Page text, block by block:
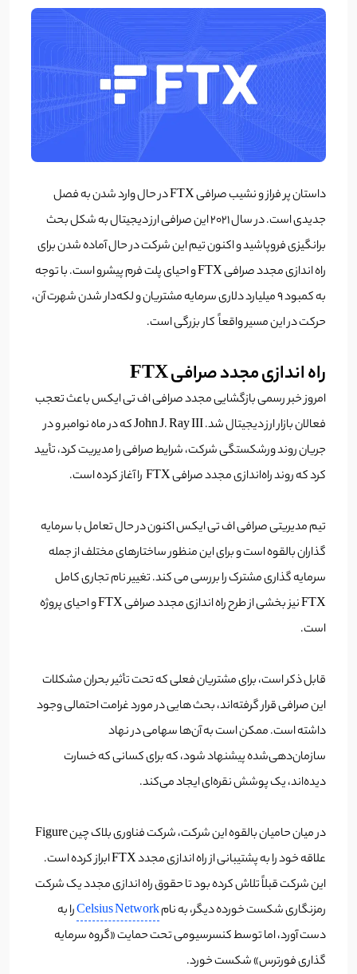
داستان پر فراز و نشیب صرافی FTX در حال وارد شدن به فصل
جدیدی است. در سال 2021 این صرافی ارز دیجیتال به شکل بحث
برانگیزی فروپاشید و اکنون تیم این شرکت در حال آماده شدن برای
راه اندازی مجدد صرافی FTX و احیای پلت فرم پیشرو است. با توجه
به کمبود 9 میلیارد دلاری سرمایه مشتریان و لکه‌دار شدن شهرت آن،
حرکت در این مسیر واقعاً کار بزرگی است.
راه اندازی مجدد صرافی FTX
امروز خبر رسمی بازگشایی مجدد صرافی اف تی ایکس باعث تعجب
فعالان بازار ارز دیجیتال شد. John J. Ray III که در ماه نوامبر و در
جریان روند ورشکستگی شرکت، شرایط صرافی را مدیریت کرد، تأیید
کرد که روند راه‌اندازی مجدد صرافی FTX را آغاز کرده است.
تیم مدیریتی صرافی اف تی ایکس اکنون در حال تعامل با سرمایه
گذاران بالقوه است و برای این منظور ساختارهای مختلف از جمله
سرمایه گذاری مشترک را بررسی می کند. تغییر نام تجاری کامل
FTX نیز بخشی از طرح راه اندازی مجدد صرافی FTX و احیای پروژه
است.
قابل ذکر است، برای مشتریان فعلی که تحت تأثیر بحران مشکلات
این صرافی قرار گرفته‌اند، بحث هایی در مورد غرامت احتمالی وجود
داشته است. ممکن است به آن‌ها سهامی در نهاد
سازمان‌دهی‌شده پیشنهاد شود، که برای کسانی که خسارت
دیده‌اند، یک پوشش نقره‌ای ایجاد می‌کند.
در میان حامیان بالقوه این شرکت، شرکت فناوری بلاک چین Figure
علاقه خود را به پشتیبانی از راه اندازی مجدد FTX ابراز کرده است.
این شرکت قبلاً تلاش کرده بود تا حقوق راه اندازی مجدد یک شرکت
رمزنگاری شکست خورده دیگر، به نامCelsius Networkرا به
دست آورد، اما توسط کنسرسیومی تحت حمایت «گروه سرمایه
گذاری فورترس» شکست خورد.